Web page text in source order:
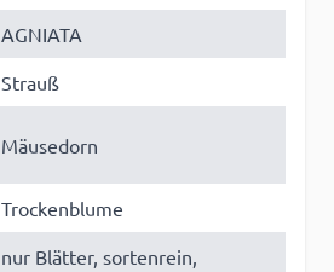
AGNIATA
Strauß
Mäusedorn
Trockenblume
nur Blätter, sortenrein,